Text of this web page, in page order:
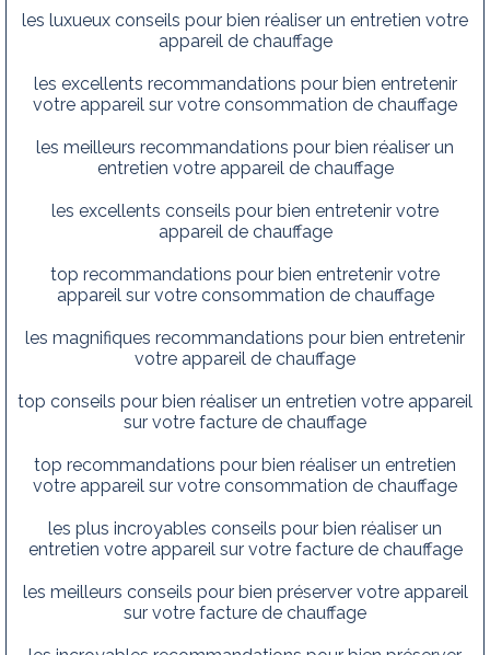
les luxueux conseils pour bien réaliser un entretien votre
appareil de chauffage
les excellents recommandations pour bien entretenir
votre appareil sur votre consommation de chauffage
les meilleurs recommandations pour bien réaliser un
entretien votre appareil de chauffage
les excellents conseils pour bien entretenir votre
appareil de chauffage
top recommandations pour bien entretenir votre
appareil sur votre consommation de chauffage
les magnifiques recommandations pour bien entretenir
votre appareil de chauffage
top conseils pour bien réaliser un entretien votre appareil
sur votre facture de chauffage
top recommandations pour bien réaliser un entretien
votre appareil sur votre consommation de chauffage
les plus incroyables conseils pour bien réaliser un
entretien votre appareil sur votre facture de chauffage
les meilleurs conseils pour bien préserver votre appareil
sur votre facture de chauffage